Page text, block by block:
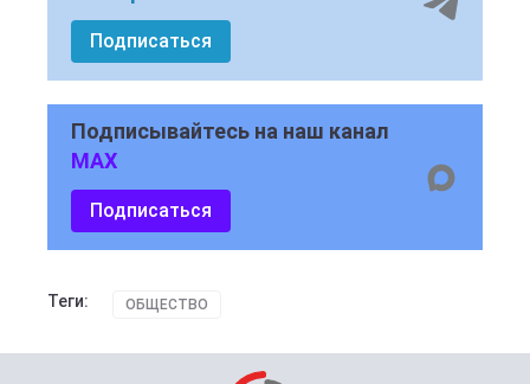
Подписаться
Подписывайтесь на наш канал
MAX
Подписаться
Теги: ОБЩЕСТВО